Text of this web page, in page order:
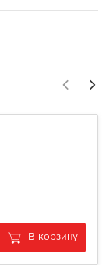
В корзину